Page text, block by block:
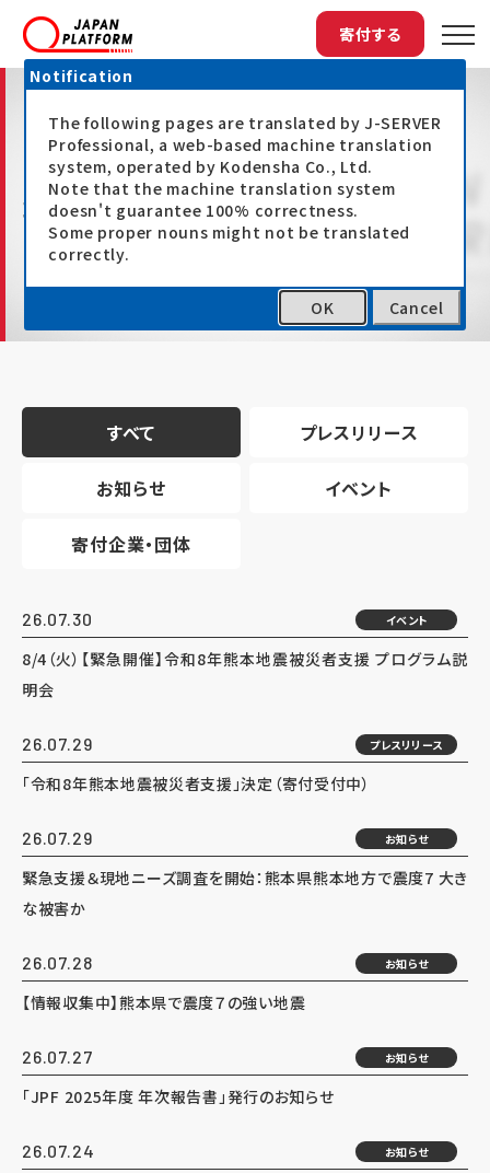
寄付する
最新情報
すべて プレスリリース
お知らせ イベント
寄付企業・団体
26.07.30 イベント
8/4（火）【緊急開催】令和8年熊本地震被災者支援 プログラム説
明会
26.07.29 プレスリリース
「令和8年熊本地震被災者支援」決定（寄付受付中）
26.07.29 お知らせ
緊急支援＆現地ニーズ調査を開始：熊本県熊本地方で震度7 大き
な被害か
26.07.28 お知らせ
【情報収集中】熊本県で震度７の強い地震
26.07.27 お知らせ
「JPF 2025年度 年次報告書」発行のお知らせ
26.07.24 お知らせ
Notification
The following pages are translated by J-SERVER
Professional, a web-based machine translation
system, operated by Kodensha Co., Ltd.
Note that the machine translation system
doesn't guarantee 100% correctness.
Some proper nouns might not be translated
correctly.
OK Cancel